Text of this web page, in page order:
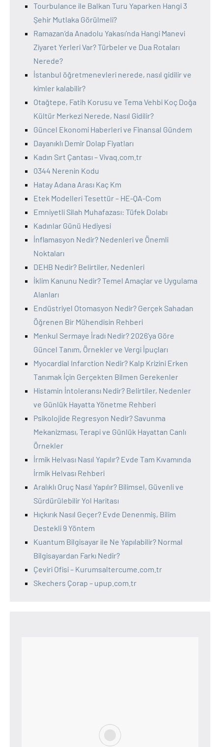
Tourbulance ile Balkan Turu Yaparken Hangi 3
Şehir Mutlaka Görülmeli?
Ramazan’da Anadolu Yakası’nda Hangi Manevi
Ziyaret Yerleri Var? Türbeler ve Dua Rotaları
Nerede?
İstanbul öğretmenevleri nerede, nasıl gidilir ve
kimler kalabilir?
Otağtepe, Fatih Korusu ve Tema Vehbi Koç Doğa
Kültür Merkezi Nerede, Nasıl Gidilir?
Güncel Ekonomi Haberleri ve Finansal Gündem
Dayanıklı Demir Dolap Fiyatları
Kadın Sırt Çantası – Vivaq.com.tr
0344 Nerenin Kodu
Hatay Adana Arası Kaç Km
Etek Modelleri Tesettür – HE-QA-Com
Emniyetli Silah Muhafazası: Tüfek Dolabı
Kadınlar Günü Hediyesi
İnflamasyon Nedir? Nedenleri ve Önemli
Noktaları
DEHB Nedir? Belirtiler, Nedenleri
İklim Kanunu Nedir? Temel Amaçlar ve Uygulama
Alanları
Endüstriyel Otomasyon Nedir? Gerçek Sahadan
Öğrenen Bir Mühendisin Rehberi
Menkul Sermaye İradı Nedir? 2026’ya Göre
Güncel Tanım, Örnekler ve Vergi İpuçları
Myocardial Infarction Nedir? Kalp Krizini Erken
Tanımak İçin Gerçekten Bilmen Gerekenler
Histamin İntoleransı Nedir? Belirtiler, Nedenler
ve Günlük Hayatta Yönetme Rehberi
Psikolojide Regresyon Nedir? Savunma
Mekanizması, Terapi ve Günlük Hayattan Canlı
Örnekler
İrmik Helvası Nasıl Yapılır? Evde Tam Kıvamında
İrmik Helvası Rehberi
Aralıklı Oruç Nasıl Yapılır? Bilimsel, Güvenli ve
Sürdürülebilir Yol Haritası
Hıçkırık Nasıl Geçer? Evde Denenmiş, Bilim
Destekli 9 Yöntem
Kuantum Bilgisayar ile Ne Yapılabilir? Normal
Bilgisayardan Farkı Nedir?
Çeviri Ofisi – Kurumsaltercume.com.tr
Skechers Çorap – upup.com.tr